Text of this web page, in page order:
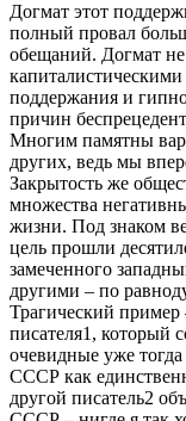
Догмат этот
полный провал
обещаний. Догмат
поддержания и
причин
Многим памятны
других, ведь мы
Закрытость же
множества
жизни. Под знаком
цель прошли
замеченного
другими – по
Трагический пример
писателя1, который
очевидные уже
СССР как
другой писатель2